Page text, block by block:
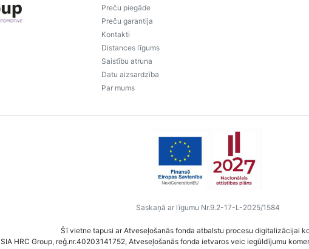
Preču piegāde
Preču garantija
Kontakti
Distances līgums
Saistību atruna
Datu aizsardzība
Par mums
Saskaņā ar līgumu Nr.9.2-17-L-2025/1584
Šī vietne tapusi ar Atveseļošanās fonda atbalstu procesu digitalizācijai
SIA HRC Group, reģ.nr.40203141752, Atveseļošanās fonda ietvaros veic iegūldījumu